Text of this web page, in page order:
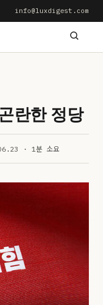
info@luxdigest.com
란한 정당
· 1분 소요